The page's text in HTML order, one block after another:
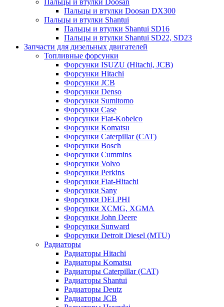
Пальцы и втулки Doosan DX300
Пальцы и втулки Shantui
Пальцы и втулки Shantui SD16
Пальцы и втулки Shantui SD22, SD23
Запчасти для дизельных двигателей
Топливные форсунки
Форсунки ISUZU (Hitachi, JCB)
Форсунки Hitachi
Форсунки JCB
Форсунки Denso
Форсунки Sumitomo
Форсунки Case
Форсунки Fiat-Kobelco
Форсунки Komatsu
Форсунки Caterpillar (CAT)
Форсунки Bosch
Форсунки Cummins
Форсунки Volvo
Форсунки Perkins
Форсунки Fiat-Hitachi
Форсунки Sany
Форсунки DELPHI
Форсунки XCMG, XGMA
Форсунки John Deere
Форсунки Sunward
Форсунки Detroit Diesel (MTU)
Радиаторы
Радиаторы Hitachi
Радиаторы Komatsu
Радиаторы Caterpillar (CAT)
Радиаторы Shantui
Радиаторы Deutz
Радиаторы JCB